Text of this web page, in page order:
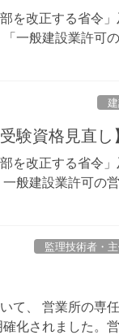
を改正する省令
一般建設業許可
験資格見直し
を改正する省令
般建設業許可の
監理技術者・
て、 営業所の専
化されました。